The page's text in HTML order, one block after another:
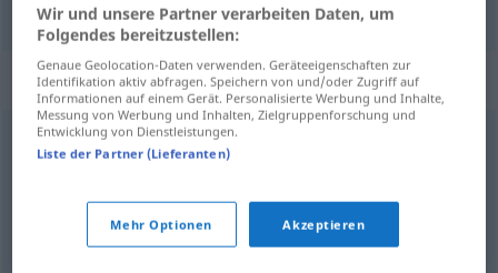
Synonyme für "krakeelen"
skandieren,kreischen (ugs.)
© OpenThesaurus.de
Wir und unsere Partner verarbeiten Daten, um
Folgendes bereitzustellen:
Genaue Geolocation-Daten verwenden. Geräteeigenschaften zur
Identifikation aktiv abfragen. Speichern von und/oder Zugriff auf
Informationen auf einem Gerät. Personalisierte Werbung und Inhalte,
Messung von Werbung und Inhalten, Zielgruppenforschung und
Entwicklung von Dienstleistungen.
Liste der Partner (Lieferanten)
Mehr Optionen Akzeptieren